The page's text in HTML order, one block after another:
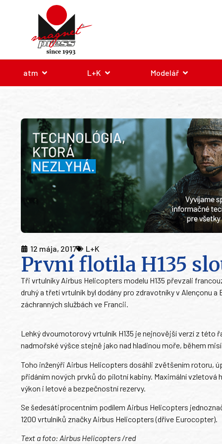
atm L+K Modelář
12 mája, 2017 L+K
První flotila H135
Tři vrtulníky Airbus Helicopters modelu H135 převzali
druhý a třetí vrtulník byl dodány pro zdravotníky v Alençonu
záchranných službách ve Francii.
Lehký dvoumotorový vrtulník H135 je nejnovější verzí z této
nadmořské výšce stejně jako nad hladinou moře, během
Toho inženýři Airbus Helicopters dosáhli zvětšením rotoru,
přidáním nových prvků do pilotní kabiny. Maximální
výkon i letové a bezpečnostní rezervy.
Se šedesátiprocentním podílem Airbus Helicopters
1200 vrtulníků značky Airbus Helicopters (dříve Eurocopter).
Text a foto: Airbus Helicopters /red